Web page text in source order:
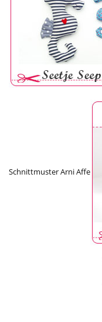
Schnittmuster Arni Affe